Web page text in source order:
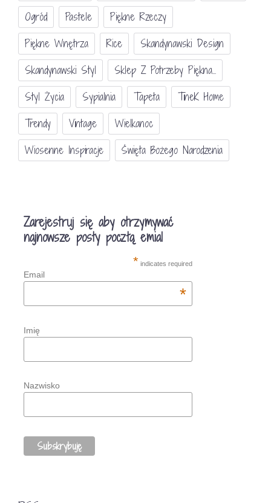
Ogród
Pastele
Piękne Rzeczy
Piękne Wnętrza
Rice
Skandynawski Design
Skandynawski Styl
Sklep Z Potrzeby Piękna...
Styl Życia
Sypialnia Tapeta
TineK Home
Trendy
Vintage
Wielkanoc
Wiosenne Inspiracje
Święta Bożego Narodzenia
Zarejestruj się aby otrzymywać
najnowsze posty pocztą emial
* indicates required
Email
*
Imię
Nazwisko